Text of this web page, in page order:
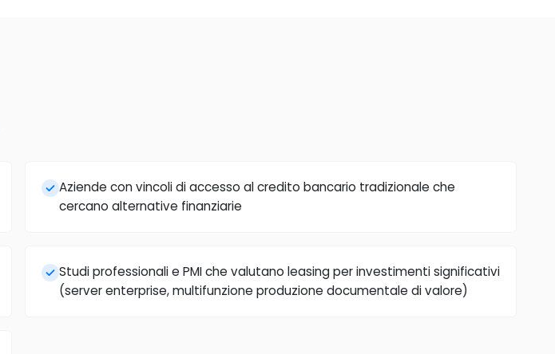
Aziende con vincoli di accesso al credito bancario tradizionale che
cercano alternative finanziarie
Studi professionali e PMI che valutano leasing per investimenti significativi
(server enterprise, multifunzione produzione documentale di valore)